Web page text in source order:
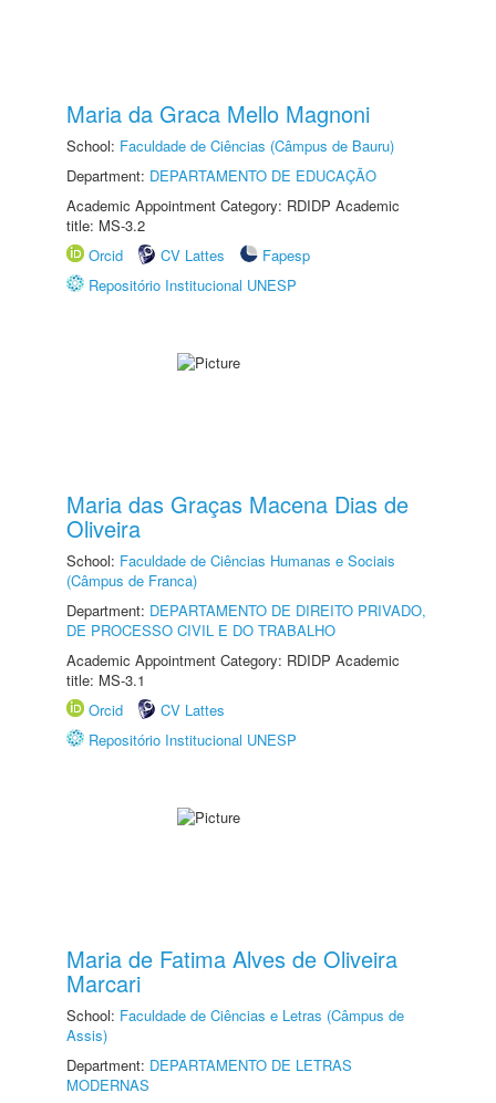
Maria da Graca Mello Magnoni
School: Faculdade de Ciências (Câmpus de Bauru)
Department: DEPARTAMENTO DE EDUCAÇÃO
Academic Appointment Category: RDIDP Academic
title: MS-3.2
Orcid
CV Lattes
Fapesp
Repositório Institucional UNESP
Maria das Graças Macena Dias de
Oliveira
School: Faculdade de Ciências Humanas e Sociais
(Câmpus de Franca)
Department: DEPARTAMENTO DE DIREITO PRIVADO,
DE PROCESSO CIVIL E DO TRABALHO
Academic Appointment Category: RDIDP Academic
title: MS-3.1
Orcid
CV Lattes
Repositório Institucional UNESP
Maria de Fatima Alves de Oliveira
Marcari
School: Faculdade de Ciências e Letras (Câmpus de
Assis)
Department: DEPARTAMENTO DE LETRAS
MODERNAS